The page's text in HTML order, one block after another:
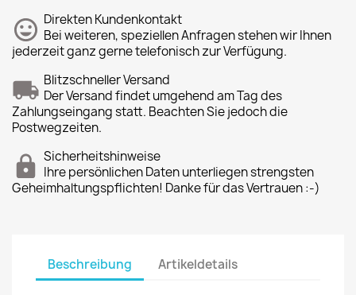
Direkten Kundenkontakt
Bei weiteren, speziellen Anfragen stehen wir Ihnen
jederzeit ganz gerne telefonisch zur Verfügung.
Blitzschneller Versand
Der Versand findet umgehend am Tag des
Zahlungseingang statt. Beachten Sie jedoch die
Postwegzeiten.
Sicherheitshinweise
Ihre persönlichen Daten unterliegen strengsten
Geheimhaltungspflichten! Danke für das Vertrauen :-)
Beschreibung Artikeldetails